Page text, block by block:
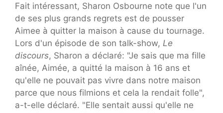
Fait intéressant, Sharon Osbourne note que l'un
de ses plus grands regrets est de pousser
Aimee à quitter la maison à cause du tournage.
Lors d'un épisode de son talk-show, Le
discours, Sharon a déclaré: "Je sais que ma fille
aînée, Aimée, a quitté la maison à 16 ans et
qu'elle ne pouvait pas vivre dans notre maison
parce que nous filmions et cela la rendait folle",
a-t-elle déclaré. "Elle sentait aussi qu'elle ne